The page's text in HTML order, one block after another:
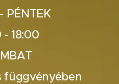
PÉNTEK
18:00
függvényében